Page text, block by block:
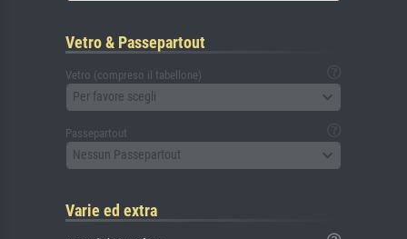
Vetro & Passepartout
Vetro (compreso il tabellone)
Per favore scegli
Passepartout
Nessun Passepartout
Varie ed extra